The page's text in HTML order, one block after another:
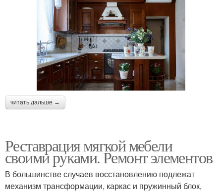
читать дальше →
Реставрация мягкой мебели
своими руками. Ремонт элементов
В большинстве случаев восстановлению подлежат
механизм трансформации, каркас и пружинный блок,